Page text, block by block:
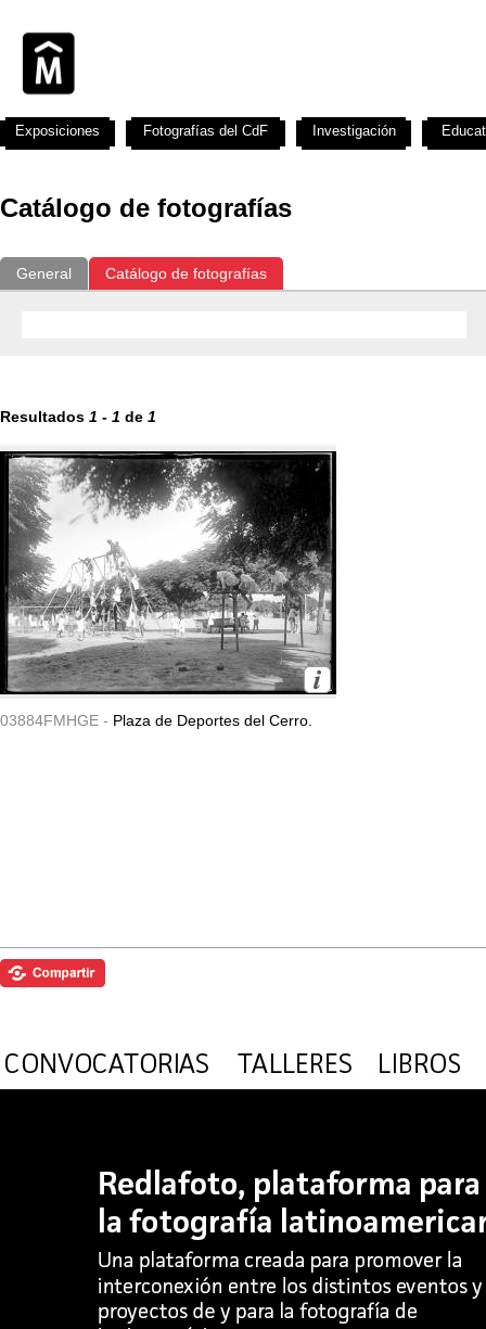
Catálogo de fotografías
General Catálogo de fotografías
Resultados 1 - 1 de 1
03884FMHGE - Plaza de Deportes del Cerro.
Exposiciones Fotografías del CdF Investigación